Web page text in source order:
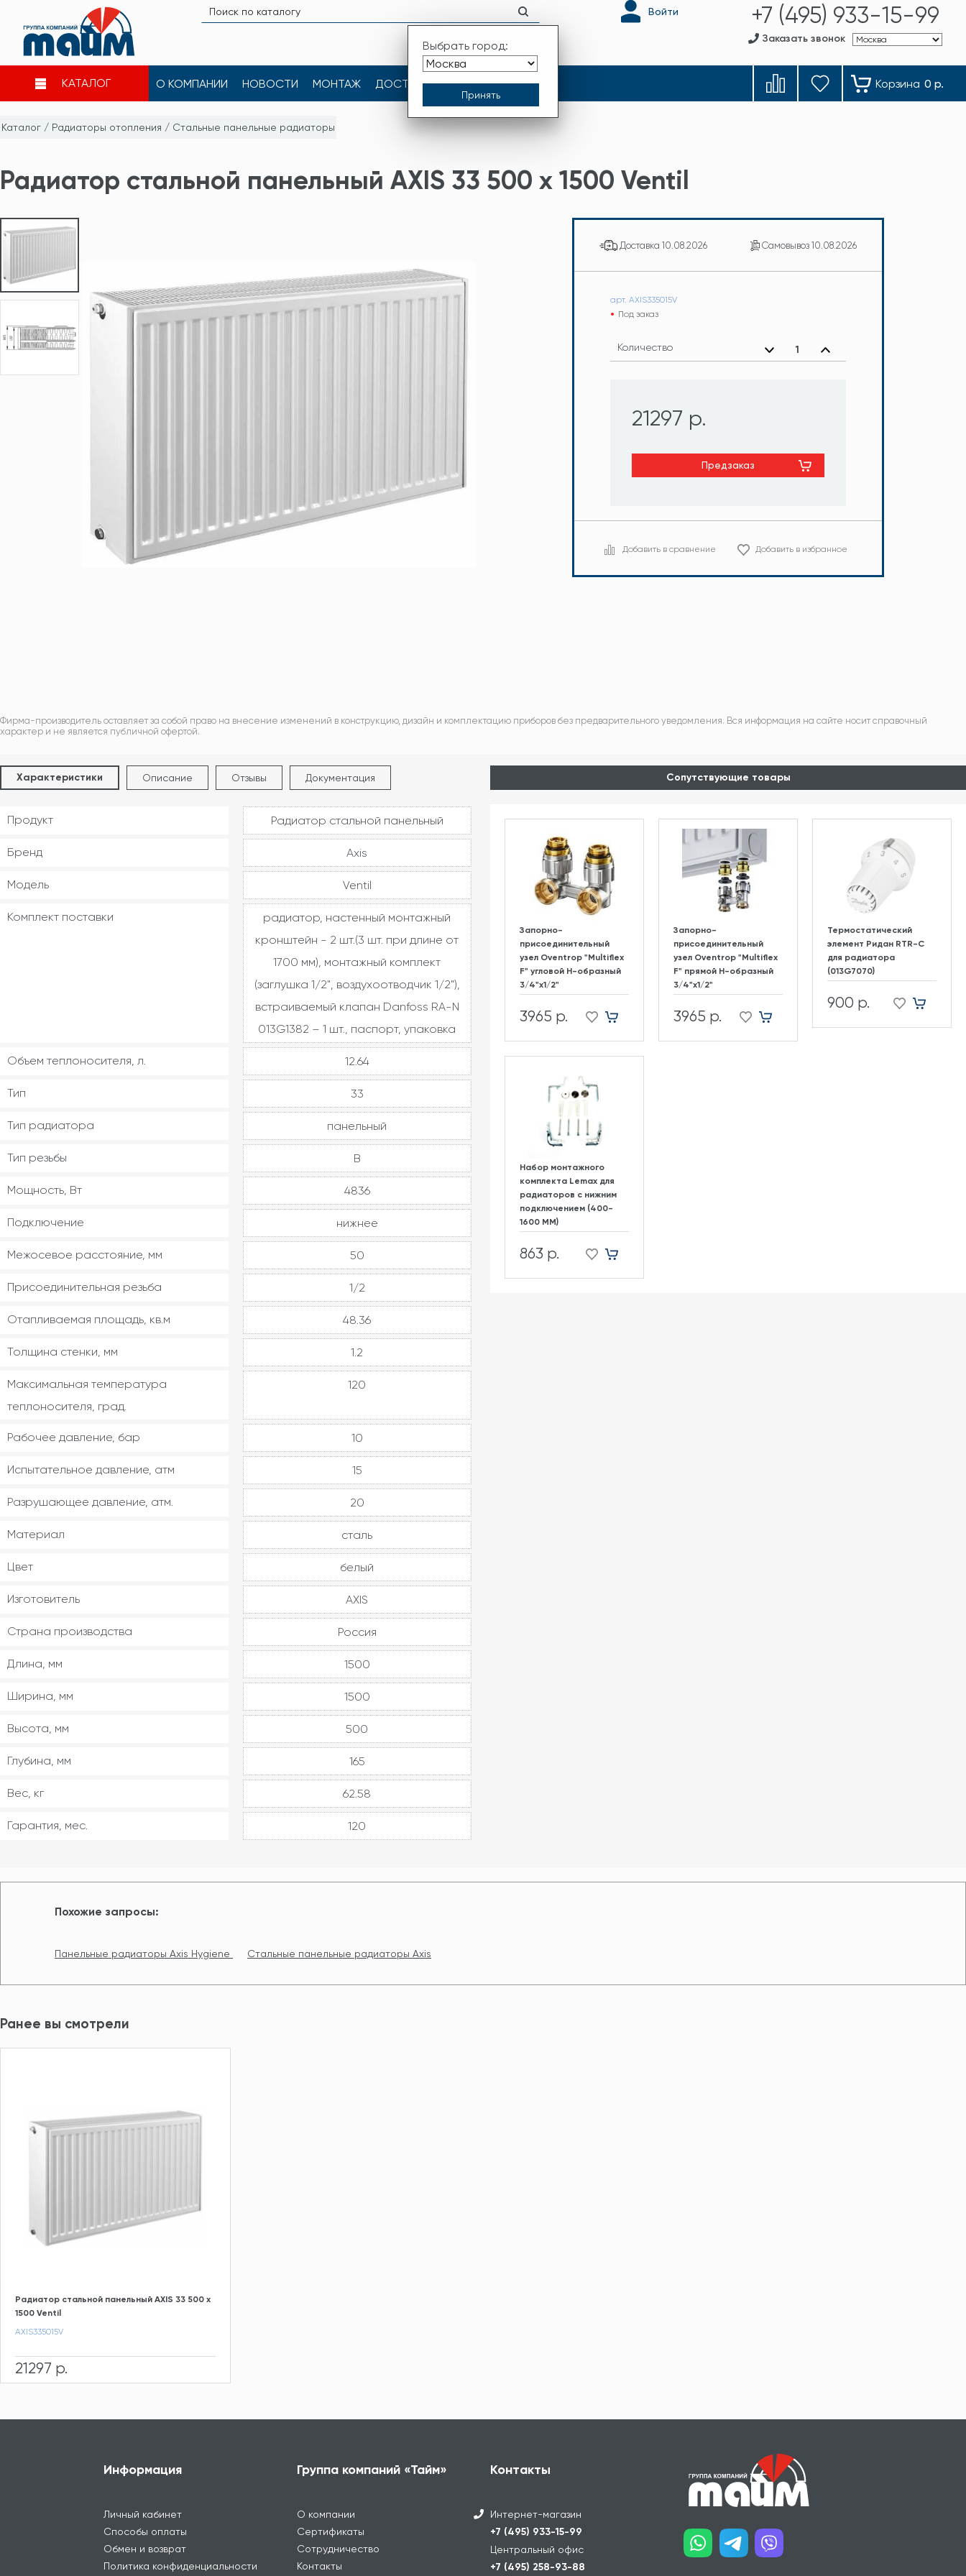
Выбрать город:
Войти +7 (495) 933-15-99
Заказать звонок
КАТАЛОГ О КОМПАНИИ НОВОСТИ МОНТАЖ ДОСТАВКА КОНТАКТЫ Корзина 0 р.
Каталог / Радиаторы отопления / Стальные панельные радиаторы
Радиатор стальной панельный AXIS 33 500 x 1500 Ventil
Доставка 10.08.2026 Самовывоз10.08.2026
арт. AXIS335015V
Под заказ
Количество
21297 р.
Предзаказ
Добавить в сравнение Добавить в избранное
Фирма-производитель оставляет за собой право на внесение изменений в конструкцию, дизайн и комплектацию приборов без предварительного уведомления. Вся информация на сайте носит справочный
характер и не является публичной офертой.
Характеристики Описание Отзывы Документация
Продукт Радиатор стальной панельный
Бренд Axis
Модель Ventil
Комплект поставки
радиатор, настенный монтажный
кронштейн - 2 шт.(3 шт. при длине от
1700 мм), монтажный комплект
(заглушка 1/2", воздухоотводчик 1/2"),
встраиваемый клапан Danfoss RA-N
013G1382 – 1 шт., паспорт, упаковка
Объем теплоносителя, л. 12.64
Тип 33
Тип радиатора панельный
Тип резьбы В
Мощность, Вт 4836
Подключение нижнее
Межосевое расстояние, мм 50
Присоединительная резьба 1/2
Отапливаемая площадь, кв.м 48.36
Толщина стенки, мм 1.2
Максимальная температура
теплоносителя, град.
120
Рабочее давление, бар 10
Испытательное давление, атм 15
Разрушающее давление, атм. 20
Материал сталь
Цвет белый
Изготовитель AXIS
Страна производства Россия
Длина, мм 1500
Ширина, мм 1500
Высота, мм 500
Глубина, мм 165
Вес, кг 62.58
Гарантия, мес. 120
Сопутствующие товары
Запорно-
присоединительный
узел Oventrop "Multiflex
F" угловой H-образный
3/4"х1/2"
3965 р.
Запорно-
присоединительный
узел Oventrop "Multiflex
F" прямой H-образный
3/4"х1/2"
3965 р.
Термостатический
элемент Ридан RTR-C
для радиатора
(013G7070)
900 р.
Набор монтажного
комплекта Lemax для
радиаторов с нижним
подключением (400-
1600 ММ)
863 р.
Похожие запросы:
Панельные радиаторы Axis Hygiene Стальные панельные радиаторы Axis
Ранее вы смотрели
Радиатор стальной панельный AXIS 33 500 x
1500 Ventil
AXIS335015V
21297 р.
Информация
Личный кабинет
Способы оплаты
Обмен и возврат
Политика конфиденциальности
Группа компаний «Тайм»
О компании
Сертификаты
Сотрудничество
Контакты
Контакты
Интернет-магазин
+7 (495) 933-15-99
Центральный офис
+7 (495) 258-93-88